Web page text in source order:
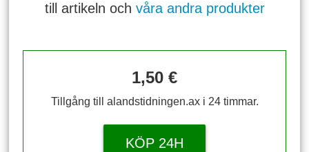
till artikeln och våra andra produkter
1,50 €
Tillgång till alandstidningen.ax i 24 timmar.
KÖP 24H